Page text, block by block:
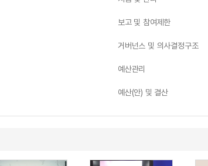
보고 및 참여제한
거버넌스 및 의사결정구조
예산관리
예산(안) 및 결산